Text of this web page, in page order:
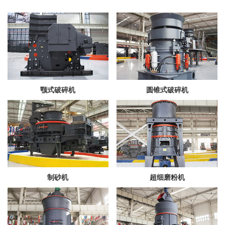
颚式破碎机 圆锥式破碎机
制砂机 超细磨粉机